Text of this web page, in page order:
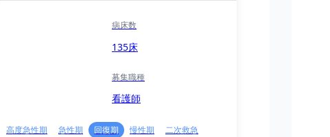
病床数
135床
募集職種
看護師
高度急性期 急性期 回復期 慢性期
二次救急